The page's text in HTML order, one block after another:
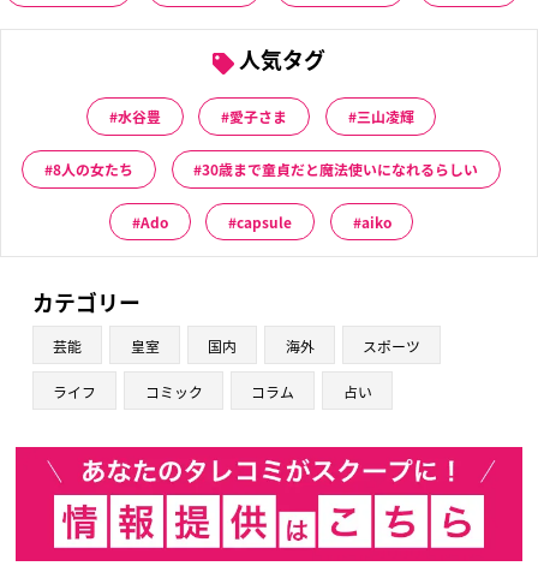
人気タグ
水谷豊 愛子さま 三山凌輝
8人の女たち 30歳まで童貞だと魔法使いになれるらしい
Ado capsule aiko
カテゴリー
芸能 皇室 国内 海外 スポーツ
ライフ コミック コラム 占い